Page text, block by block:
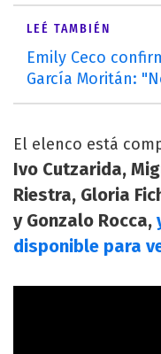
LEÉ TAMBIÉN
Emily Ceco
García Moritán:
El elenco está
Ivo Cutzarida,
Riestra, Gloria
y Gonzalo Rocca,
disponible para